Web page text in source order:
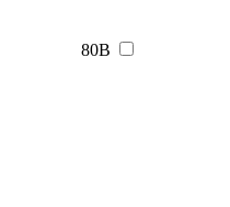
80B